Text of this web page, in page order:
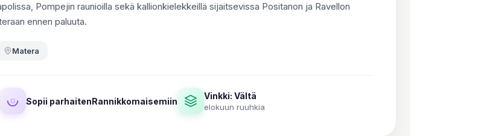
Pompejin raunioilla sekä kallionkielekkeillä sijaitsevissa Positanon ja Ravellon
ennen paluuta.
Matera
Sopii parhaitenRannikkomaisemiin
Vinkki: Vältä
elokuun ruuhkia